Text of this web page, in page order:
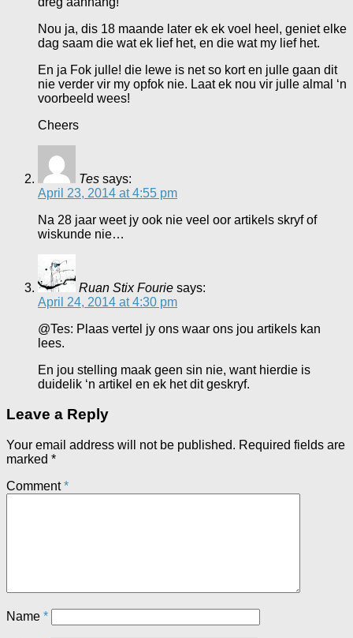
Nou ja, dis 18 maande later ek ek voel heel, geniet elke
dag saam die wat ek lief het, en die wat my lief het.
En ja Fok julle! die lewe is net so kort en julle gaan dit
nie verder vir my opfok nie. Laat ek nou vir julle almal ‘n
voorbeeld wees!
Cheers
Tes says:
April 23, 2014 at 4:55 pm
Na 28 jaar weet jy ook nie veel oor artikels skryf of
wiskunde nie…
Ruan Stix Fourie says:
April 24, 2014 at 4:30 pm
@Tes: Plaas vertel jy ons waar ons jou artikels kan
lees.
En jou stelling maak geen sin nie, want hierdie is
duidelik ‘n artikel en ek het dit geskryf.
Leave a Reply
Your email address will not be published. Required fields are
marked *
Comment*
Name *